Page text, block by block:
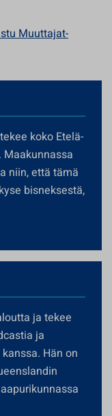
Muuttajat-
koko Etelä-
niin, että tämä
bisneksestä,
ja tekee
ja
Hän on